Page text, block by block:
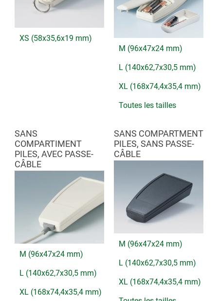
XS (58x35,6x19 mm)
M (96x47x24 mm)
L (140x62,7x30,5 mm)
XL (168x74,4x35,4 mm)
Toutes les tailles
SANS
COMPARTIMENT
PILES, AVEC PASSE-
CÂBLE
M (96x47x24 mm)
L (140x62,7x30,5 mm)
XL (168x74,4x35,4 mm)
SANS COMPARTMENT
PILES, SANS PASSE-
CÂBLE
M (96x47x24 mm)
L (140x62,7x30,5 mm)
XL (168x74,4x35,4 mm)